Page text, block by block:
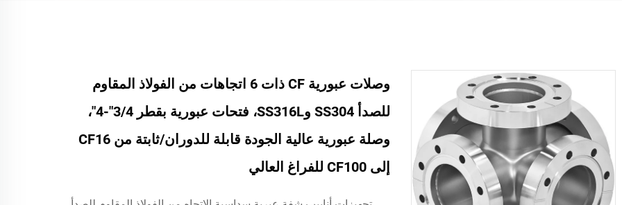
وصلات عبورية CF ذات 6 اتجاهات من الفولاذ المقاوم
للصدأ SS304 وSS316L، فتحات عبورية بقطر 3/4"-4"،
وصلة عبورية عالية الجودة قابلة للدوران/ثابتة من CF16
إلى CF100 للفراغ العالي